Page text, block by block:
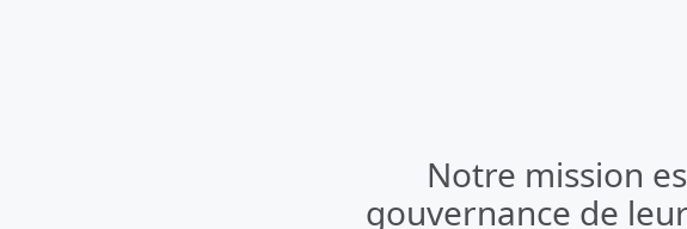
Notre mission
gouvernance de
Notre mission
informatiques dans